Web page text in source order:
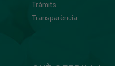
Tràmits
Transparència